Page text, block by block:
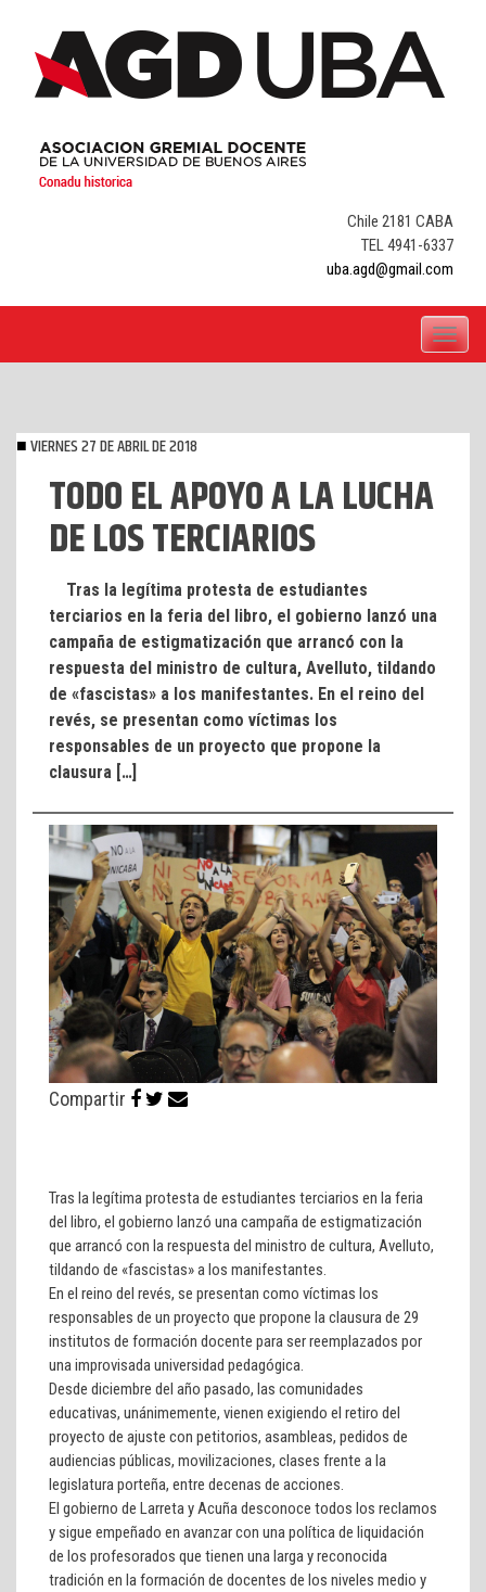
content
Chile 2181 CABA
TEL 4941-6337
uba.agd@gmail.com
Toggle
VIERNES 27 DE ABRIL DE 2018
TODO EL APOYO A LA LUCHA
DE LOS TERCIARIOS
Tras la legítima protesta de estudiantes
terciarios en la feria del libro, el gobierno lanzó una
campaña de estigmatización que arrancó con la
respuesta del ministro de cultura, Avelluto, tildando
de «fascistas» a los manifestantes. En el reino del
revés, se presentan como víctimas los
responsables de un proyecto que propone la
clausura […]
Compartir
Tras la legítima protesta de estudiantes terciarios en la feria
del libro, el gobierno lanzó una campaña de estigmatización
que arrancó con la respuesta del ministro de cultura, Avelluto,
tildando de «fascistas» a los manifestantes.
En el reino del revés, se presentan como víctimas los
responsables de un proyecto que propone la clausura de 29
institutos de formación docente para ser reemplazados por
una improvisada universidad pedagógica.
Desde diciembre del año pasado, las comunidades
educativas, unánimemente, vienen exigiendo el retiro del
proyecto de ajuste con petitorios, asambleas, pedidos de
audiencias públicas, movilizaciones, clases frente a la
legislatura porteña, entre decenas de acciones.
El gobierno de Larreta y Acuña desconoce todos los reclamos
y sigue empeñado en avanzar con una política de liquidación
de los profesorados que tienen una larga y reconocida
tradición en la formación de docentes de los niveles medio y